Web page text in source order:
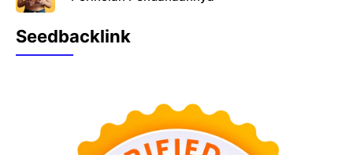
Seedbacklink